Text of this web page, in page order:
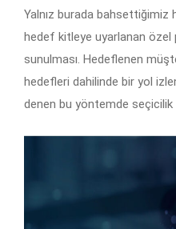
Yalnız burada bahsettiğimiz
hedef kitleye uyarlanan özel
sunulması. Hedeflenen
hedefleri dahilinde bir yol
denen bu yöntemde seçicilik